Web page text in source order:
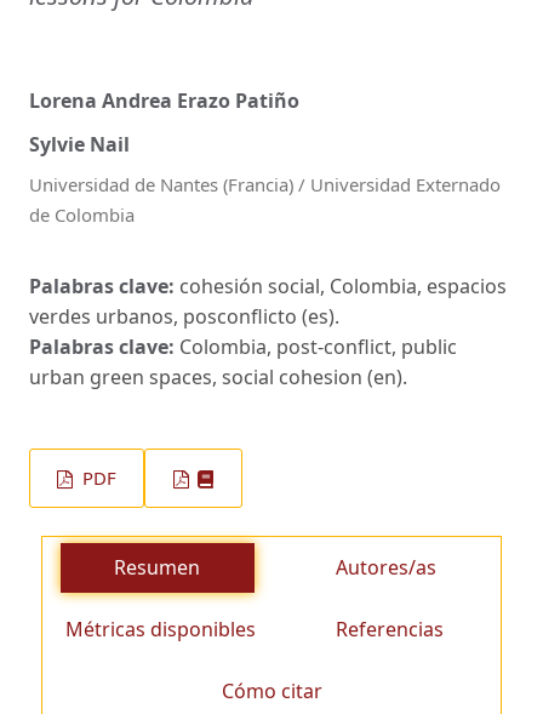
Lorena Andrea Erazo Patiño
Sylvie Nail
Universidad de Nantes (Francia) / Universidad Externado
de Colombia
Palabras clave: cohesión social, Colombia, espacios
verdes urbanos, posconflicto (es).
Palabras clave: Colombia, post-conflict, public
urban green spaces, social cohesion (en).
PDF
Resumen Autores/as
Métricas disponibles Referencias
Cómo citar